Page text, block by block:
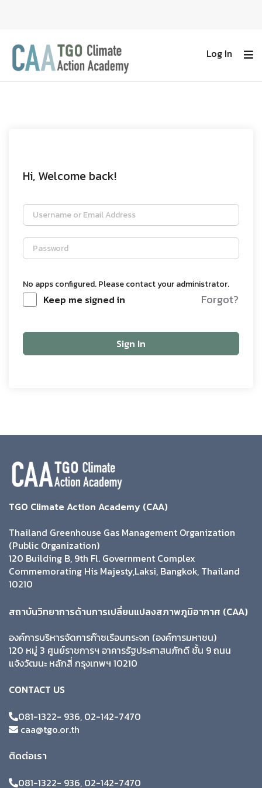
Log In
Hi, Welcome back!
No apps configured. Please contact your administrator.
Keep me signed in Forgot?
Sign In
TGO Climate Action Academy (CAA)
Thailand Greenhouse Gas Management Organization
(Public Organization)
120 Building B, 9th Fl. Government Complex
Commemorating His Majesty,Laksi, Bangkok, Thailand
10210
สถาบันวิทยาการด้านการเปลี่ยนแปลงสภาพภูมิอากาศ (CAA)
องค์การบริหารจัดการก๊าซเรือนกระจก (องค์การมหาชน)
120 หมู่ 3 ศูนย์ราชการฯ อาคารรัฐประศาสนภักดี ชั้น 9 ถนน
แจ้งวัฒนะ หลักสี่ กรุงเทพฯ 10210
CONTACT US
081-1322- 936, 02-142-7470
caa@tgo.or.th
ติดต่อเรา
081-1322- 936, 02-142-7470